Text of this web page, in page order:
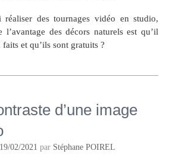
réaliser des tournages vidéo en studio,
l’avantage des décors naturels est qu’il
faits et qu’ils sont gratuits ?
d’une image
19/02/2021 par Stéphane POIREL